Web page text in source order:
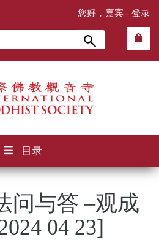
您好，嘉宾 - 登录
目录
问与答 –观成
04 23]